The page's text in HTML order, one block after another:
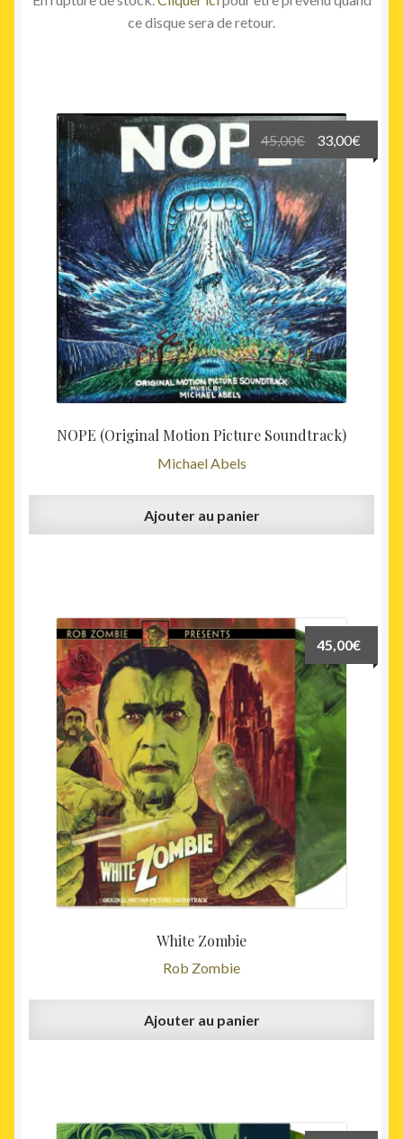
ce disque sera de retour.
NOPE (Original Motion Picture Soundtrack)
Michael Abels
45,00€
Le
prix
initial
était :
45,00€.
33,00€
prix
Ajouter au panier
White Zombie
Rob Zombie
45,00€
Ajouter au panier